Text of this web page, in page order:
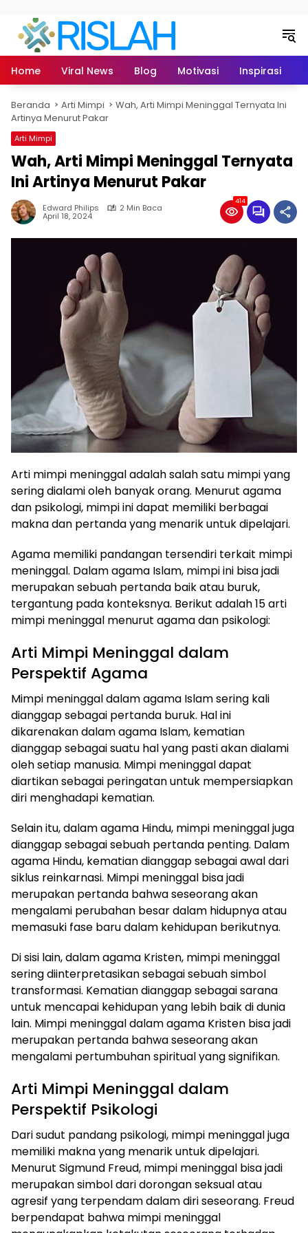
Home Viral News Blog Motivasi Inspirasi
Beranda Arti Mimpi
Wah, Arti Mimpi Meninggal Ternyata Ini
Artinya Menurut Pakar
Arti Mimpi
Wah, Arti Mimpi Meninggal Ternyata
Ini Artinya Menurut Pakar
Edward Philips 2 Min Baca
April 18, 2024
414
Arti mimpi meninggal adalah salah satu mimpi yang
sering dialami oleh banyak orang. Menurut agama
dan psikologi, mimpi ini dapat memiliki berbagai
makna dan pertanda yang menarik untuk dipelajari.
Agama memiliki pandangan tersendiri terkait mimpi
meninggal. Dalam agama Islam, mimpi ini bisa jadi
merupakan sebuah pertanda baik atau buruk,
tergantung pada konteksnya. Berikut adalah 15 arti
mimpi meninggal menurut agama dan psikologi:
Arti Mimpi Meninggal dalam
Perspektif Agama
Mimpi meninggal dalam agama Islam sering kali
dianggap sebagai pertanda buruk. Hal ini
dikarenakan dalam agama Islam, kematian
dianggap sebagai suatu hal yang pasti akan dialami
oleh setiap manusia. Mimpi meninggal dapat
diartikan sebagai peringatan untuk mempersiapkan
diri menghadapi kematian.
Selain itu, dalam agama Hindu, mimpi meninggal juga
dianggap sebagai sebuah pertanda penting. Dalam
agama Hindu, kematian dianggap sebagai awal dari
siklus reinkarnasi. Mimpi meninggal bisa jadi
merupakan pertanda bahwa seseorang akan
mengalami perubahan besar dalam hidupnya atau
memasuki fase baru dalam kehidupan berikutnya.
Di sisi lain, dalam agama Kristen, mimpi meninggal
sering diinterpretasikan sebagai sebuah simbol
transformasi. Kematian dianggap sebagai sarana
untuk mencapai kehidupan yang lebih baik di dunia
lain. Mimpi meninggal dalam agama Kristen bisa jadi
merupakan pertanda bahwa seseorang akan
mengalami pertumbuhan spiritual yang signifikan.
Arti Mimpi Meninggal dalam
Perspektif Psikologi
Dari sudut pandang psikologi, mimpi meninggal juga
memiliki makna yang menarik untuk dipelajari.
Menurut Sigmund Freud, mimpi meninggal bisa jadi
merupakan simbol dari dorongan seksual atau
agresif yang terpendam dalam diri seseorang. Freud
berpendapat bahwa mimpi meninggal